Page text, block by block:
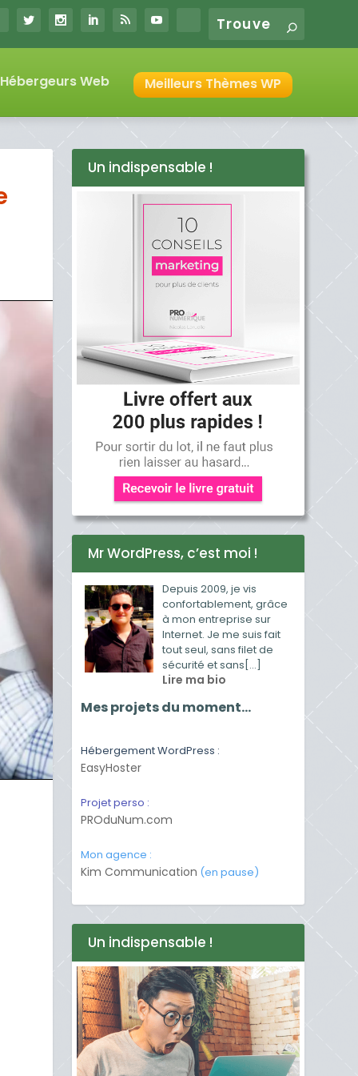
Web Meilleurs Thèmes WP
Un indispensable !
Mr WordPress, c’est moi !
Depuis 2009, je vis
confortablement, grâce
à mon entreprise sur
Internet. Je me suis fait
tout seul, sans filet de
sécurité et sans[...]
Lire ma bio
Mes projets du moment…
Hébergement WordPress :
EasyHoster
Projet perso :
PROduNum.com
Mon agence :
Kim Communication (en pause)
Un indispensable !